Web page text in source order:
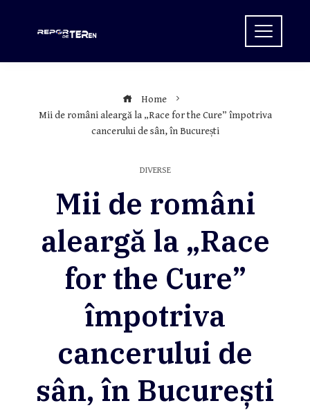
Home
Mii de români aleargă la „Race for the Cure” împotriva
cancerului de sân, în București
DIVERSE
Mii de români
aleargă la „Race
for the Cure”
împotriva
cancerului de
sân, în București